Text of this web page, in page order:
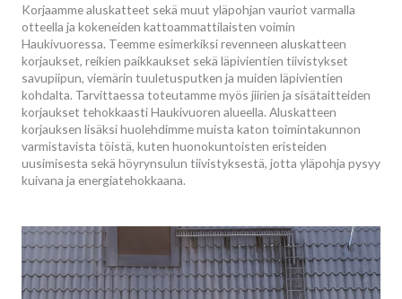
Korjaamme aluskatteet sekä muut yläpohjan vauriot varmalla
otteella ja kokeneiden kattoammattilaisten voimin
Haukivuoressa. Teemme esimerkiksi revenneen aluskatteen
korjaukset, reikien paikkaukset sekä läpivientien tiivistykset
savupiipun, viemärin tuuletusputken ja muiden läpivientien
kohdalta. Tarvittaessa toteutamme myös jiirien ja sisätaitteiden
korjaukset tehokkaasti Haukivuoren alueella. Aluskatteen
korjauksen lisäksi huolehdimme muista katon toimintakunnon
varmistavista töistä, kuten huonokuntoisten eristeiden
uusimisesta sekä höyrynsulun tiivistyksestä, jotta yläpohja pysyy
kuivana ja energiatehokkaana.